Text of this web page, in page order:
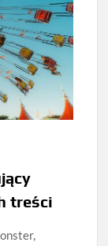
treści